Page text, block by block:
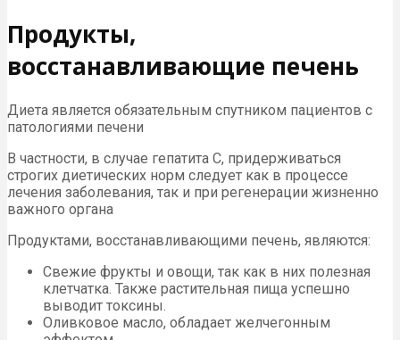
Продукты,
восстанавливающие печень
Диета является обязательным спутником пациентов с
патологиями печени
В частности, в случае гепатита С, придерживаться
строгих диетических норм следует как в процессе
лечения заболевания, так и при регенерации жизненно
важного органа
Продуктами, восстанавливающими печень, являются:
Свежие фрукты и овощи, так как в них полезная
клетчатка. Также растительная пища успешно
выводит токсины.
Оливковое масло, обладает желчегонным